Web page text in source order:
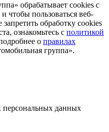
обрабатывает cookies с
чтобы пользоваться веб-
обработку сookies
ознакомьтесь с политикой
о правилах
группа».
персональных данных